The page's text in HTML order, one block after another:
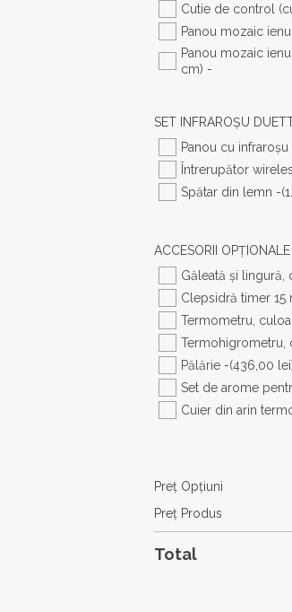
Cutie de control
Panou mozaic
Panou mozaic
cm) -
SET INFRAROȘU
Panou cu
Întrerupător
Spătar din lemn -
ACCESORII OPŢIONALE
Găleată și lingură,
Clepsidră timer 15
Termometru,
Termohigrometru,
Pălărie -(436,00
Set de arome
Cuier din arin
Preţ Opţiuni
Preţ Produs
Total